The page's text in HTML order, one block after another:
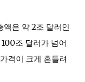
액은 약 2조 달러인
조 달러가 넘어
격이 크게 흔들려